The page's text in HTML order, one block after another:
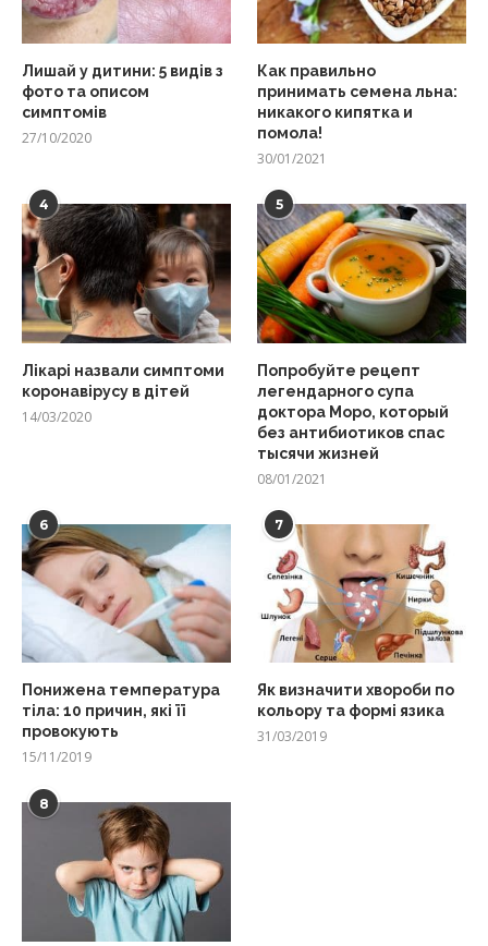
Лишай у дитини: 5 видів з
фото та описом
симптомів
27/10/2020
Как правильно
принимать семена льна:
никакого кипятка и
помола!
30/01/2021
4
Лікарі назвали симптоми
коронавірусу в дітей
14/03/2020
5
Попробуйте рецепт
легендарного супа
доктора Моро, который
без антибиотиков спас
тысячи жизней
08/01/2021
6
Понижена температура
тіла: 10 причин, які її
провокують
15/11/2019
7
Як визначити хвороби по
кольору та формі язика
31/03/2019
8